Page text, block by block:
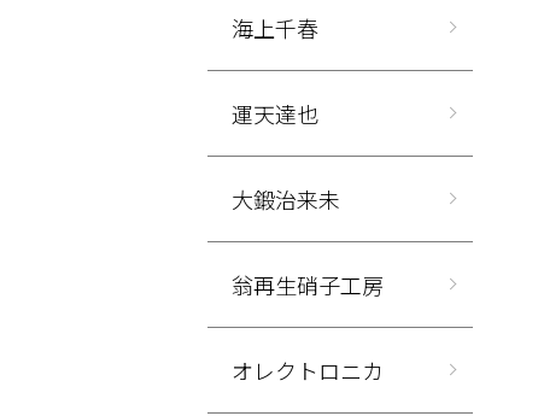
海上千春
運天達也
大鍛治来未
翁再生硝子工房
オレクトロニカ